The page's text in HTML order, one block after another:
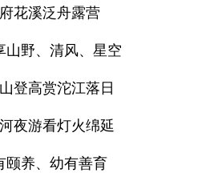
花溪泛舟露营
山野、清风、星空
登高赏沱江落日
夜游看灯火绵延
颐养、幼有善育